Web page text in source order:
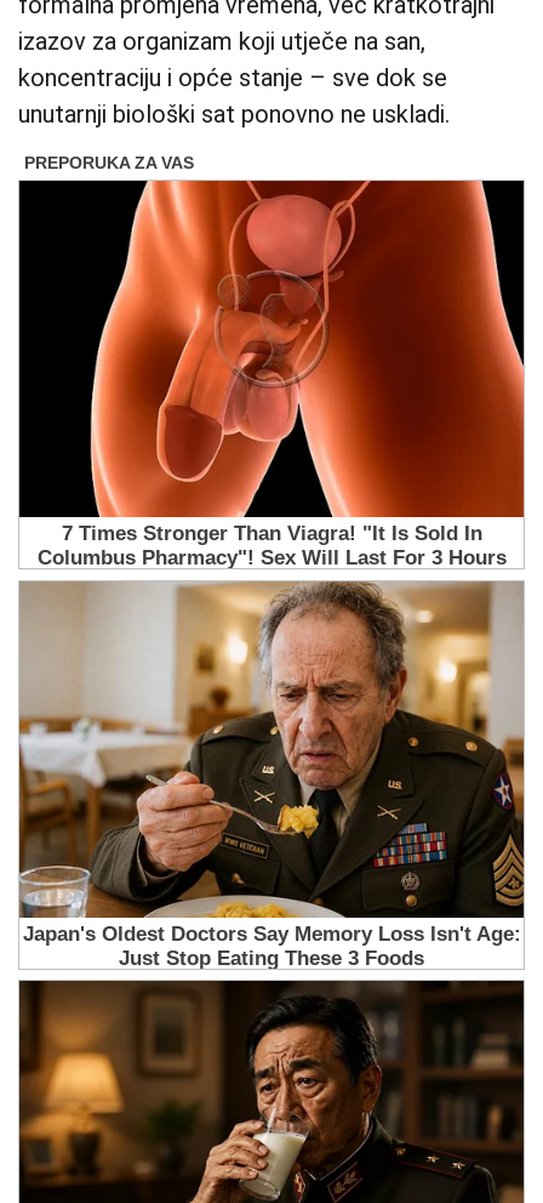
izazov za organizam koji utječe na san,
koncentraciju i opće stanje – sve dok se
unutarnji biološki sat ponovno ne uskladi.